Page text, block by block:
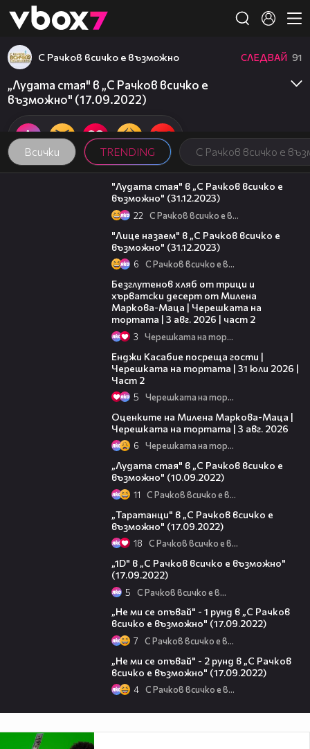
👾
Всички TRENDING С Рачков всичко е
С Рачков всичко е възможно СЛЕДВАЙ 91
„Лудата стая" в „С Рачков всичко е
възможно" (17.09.2022)
18:34
"Лудата стая" в „С Рачков всичко е
възможно" (31.12.2023)
22 С Рачков всичко е възможно
"Лице назаем" в „С Рачков всичко е
възможно" (31.12.2023)
6 С Рачков всичко е възможно
Безглутенов хляб от трици и
хърватски десерт от Милена
Маркова-Маца | Черешката на
тортата | 3 авг. 2026 | част 2
3 Черешката на тортата
Енджи Касабие посреща гости |
Черешката на тортата | 31 юли 2026 |
Част 2
5 Черешката на тортата
Оценките на Милена Маркова-Маца |
Черешката на тортата | 3 авг. 2026
6 Черешката на тортата
„Лудата стая" в „С Рачков всичко е
възможно" (10.09.2022)
11 С Рачков всичко е възможно
„Таратанци" в „С Рачков всичко е
възможно" (17.09.2022)
18 С Рачков всичко е възможно
„1D" в „С Рачков всичко е възможно"
(17.09.2022)
5 С Рачков всичко е възможно
„Не ми се опъвай" - 1 рунд в „С Рачков
всичко е възможно" (17.09.2022)
7 С Рачков всичко е възможно
„Не ми се опъвай" - 2 рунд в „С Рачков
всичко е възможно" (17.09.2022)
4 С Рачков всичко е възможно